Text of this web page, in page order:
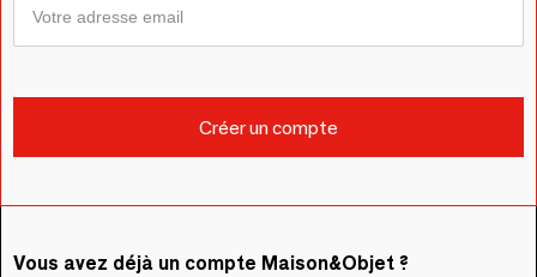
Vous avez déjà un compte Maison&Objet ?